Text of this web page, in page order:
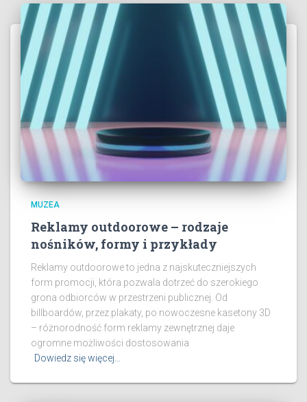
MUZEA
Reklamy outdoorowe – rodzaje
nośników, formy i przykłady
Reklamy outdoorowe to jedna z najskuteczniejszych
form promocji, która pozwala dotrzeć do szerokiego
grona odbiorców w przestrzeni publicznej. Od
billboardów, przez plakaty, po nowoczesne kasetony 3D
– różnorodność form reklamy zewnętrznej daje
ogromne możliwości dostosowania
Dowiedz się więcej…